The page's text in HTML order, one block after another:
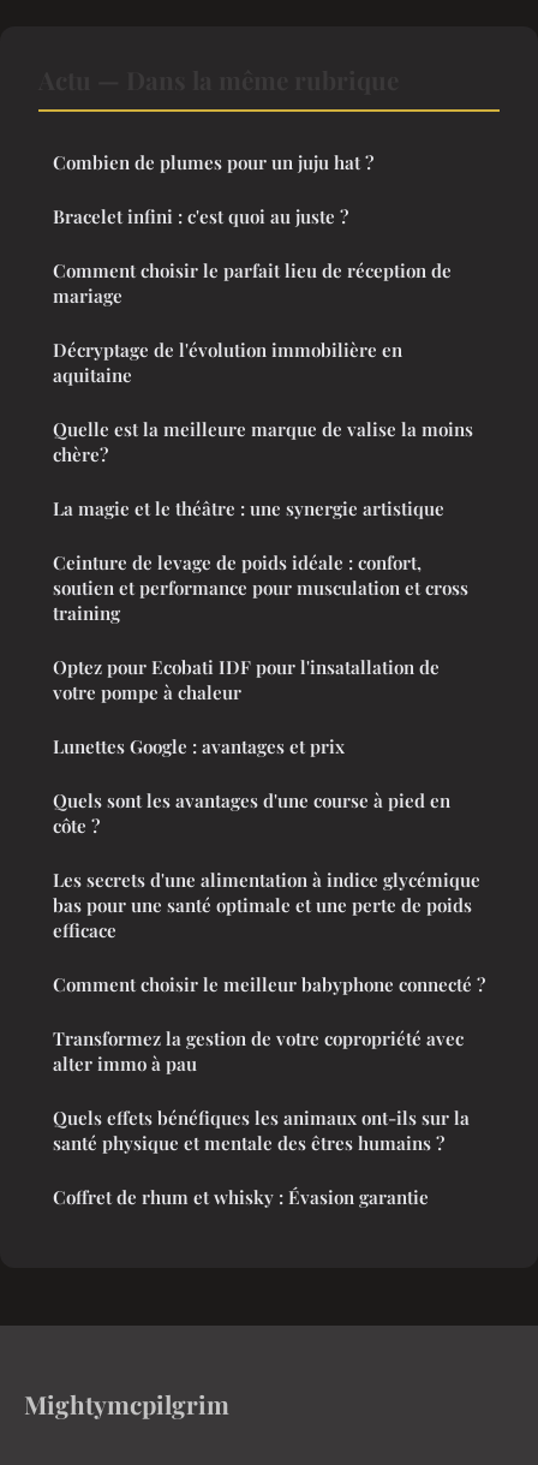
Combien de plumes pour un juju hat ?
Bracelet infini : c'est quoi au juste ?
Comment choisir le parfait lieu de réception de
mariage
Décryptage de l'évolution immobilière en
aquitaine
Quelle est la meilleure marque de valise la moins
chère?
La magie et le théâtre : une synergie artistique
Ceinture de levage de poids idéale : confort,
soutien et performance pour musculation et cross
training
Optez pour Ecobati IDF pour l'insatallation de
votre pompe à chaleur
Lunettes Google : avantages et prix
Quels sont les avantages d'une course à pied en
côte ?
Les secrets d'une alimentation à indice glycémique
bas pour une santé optimale et une perte de poids
efficace
Comment choisir le meilleur babyphone connecté ?
Transformez la gestion de votre copropriété avec
alter immo à pau
Quels effets bénéfiques les animaux ont-ils sur la
santé physique et mentale des êtres humains ?
Coffret de rhum et whisky : Évasion garantie
Mightymcpilgrim